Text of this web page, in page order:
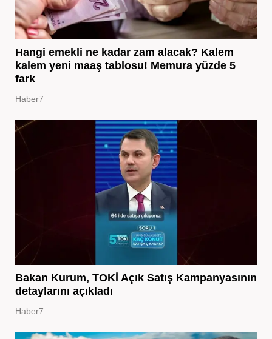
Hangi emekli ne kadar zam alacak? Kalem
kalem yeni maaş tablosu! Memura yüzde 5
fark
Haber7
Bakan Kurum, TOKİ Açık Satış Kampanyasının
detaylarını açıkladı
Haber7